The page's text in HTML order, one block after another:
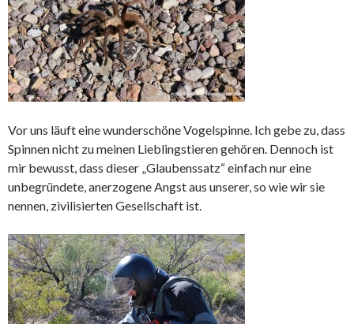
Vor uns läuft eine wunderschöne Vogelspinne. Ich gebe zu, dass
Spinnen nicht zu meinen Lieblingstieren gehören. Dennoch ist
mir bewusst, dass dieser „Glaubenssatz“ einfach nur eine
unbegründete, anerzogene Angst aus unserer, so wie wir sie
nennen, zivilisierten Gesellschaft ist.